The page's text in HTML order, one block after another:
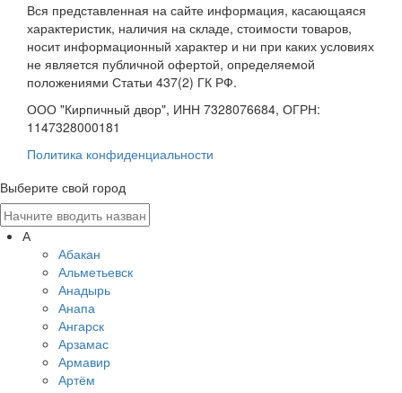
Вся представленная на сайте информация, касающаяся
характеристик, наличия на складе, стоимости товаров,
носит информационный характер и ни при каких условиях
не является публичной офертой, определяемой
положениями Статьи 437(2) ГК РФ.
ООО "Кирпичный двор", ИНН 7328076684, ОГРН:
1147328000181
Политика конфиденциальности
Выберите свой город
А
Абакан
Альметьевск
Анадырь
Анапа
Ангарск
Арзамас
Армавир
Артём